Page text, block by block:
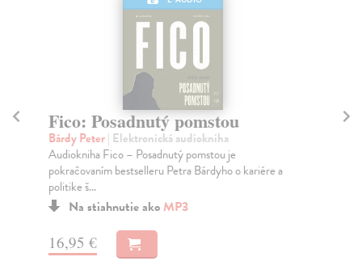
Fico: Posadnutý mocou
Bárdy Peter| Elektronická audiokniha
Svedectvá takmer troch desiatok kolegov, súputníkov i
politických oponentov a rivalov Roberta Fica. ...
Na stiahnutie ako